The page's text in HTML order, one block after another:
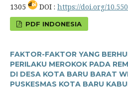
1305
DOI : https://doi.org/
PDF INDONESIA
FAKTOR-FAKTOR YANG
PERILAKU MEROKOK PADA
DI DESA KOTA BARU BARAT
PUSKESMAS KOTA BARU